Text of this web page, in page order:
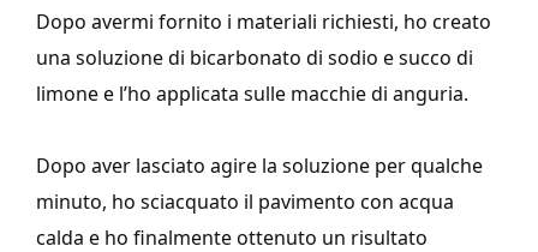
Dopo avermi fornito i materiali richiesti, ho creato
una soluzione di bicarbonato di sodio e succo di
limone e l’ho applicata sulle macchie di anguria.
Dopo aver lasciato agire la soluzione per qualche
minuto, ho sciacquato il pavimento con acqua
calda e ho finalmente ottenuto un risultato